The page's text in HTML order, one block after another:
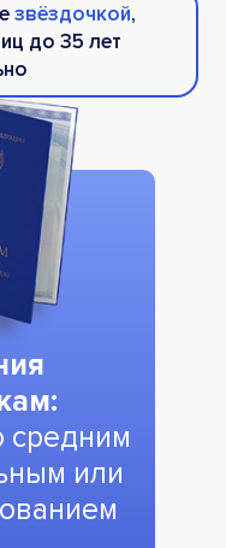
звёздочкой,
до 35 лет
средним
или